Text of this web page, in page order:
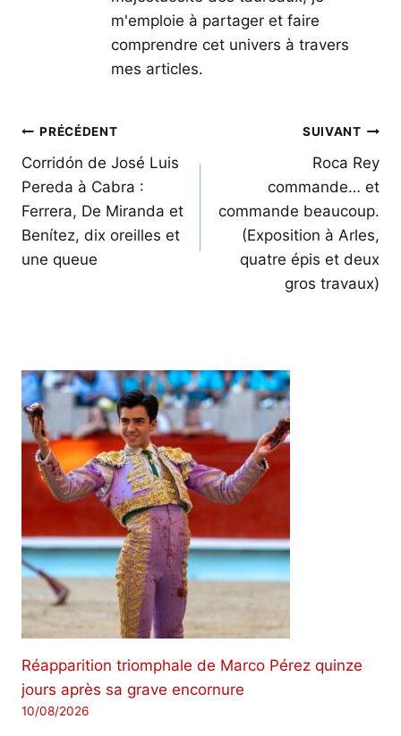
m'emploie à partager et faire
comprendre cet univers à travers
mes articles.
Navigation
de
l’article
PRÉCÉDENT
Corridón de José Luis
Pereda à Cabra :
Ferrera, De Miranda et
Benítez, dix oreilles et
une queue
SUIVANT
Roca Rey
commande… et
commande beaucoup.
(Exposition à Arles,
quatre épis et deux
gros travaux)
Réapparition triomphale de Marco Pérez quinze
jours après sa grave encornure
10/08/2026